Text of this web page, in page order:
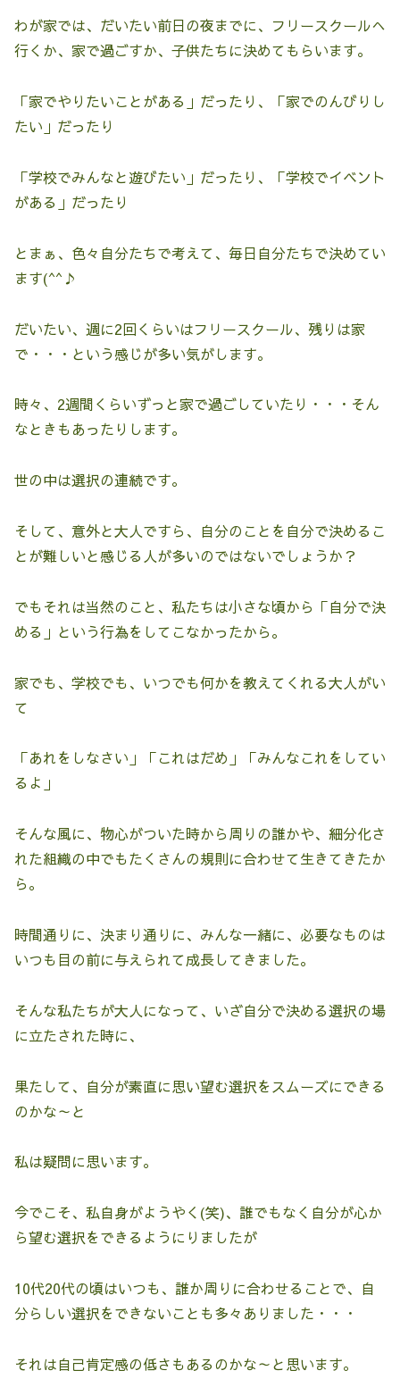
わが家では、だいたい前日の夜までに、フリースクールへ
行くか、家で過ごすか、子供たちに決めてもらいます。
「家でやりたいことがある」だったり、「家でのんびりし
たい」だったり
「学校でみんなと遊びたい」だったり、「学校でイベント
がある」だったり
とまぁ、色々自分たちで考えて、毎日自分たちで決めてい
ます(^^♪
だいたい、週に2回くらいはフリースクール、残りは家
で・・・という感じが多い気がします。
時々、2週間くらいずっと家で過ごしていたり・・・そん
なときもあったりします。
世の中は選択の連続です。
そして、意外と大人ですら、自分のことを自分で決めるこ
とが難しいと感じる人が多いのではないでしょうか？
でもそれは当然のこと、私たちは小さな頃から「自分で決
める」という行為をしてこなかったから。
家でも、学校でも、いつでも何かを教えてくれる大人がい
て
「あれをしなさい」「これはだめ」「みんなこれをしてい
るよ」
そんな風に、物心がついた時から周りの誰かや、細分化さ
れた組織の中でもたくさんの規則に合わせて生きてきたか
ら。
時間通りに、決まり通りに、みんな一緒に、必要なものは
いつも目の前に与えられて成長してきました。
そんな私たちが大人になって、いざ自分で決める選択の場
に立たされた時に、
果たして、自分が素直に思い望む選択をスムーズにできる
のかな～と
私は疑問に思います。
今でこそ、私自身がようやく(笑)、誰でもなく自分が心か
ら望む選択をできるようにりましたが
10代20代の頃はいつも、誰か周りに合わせることで、自
分らしい選択をできないことも多々ありました・・・
それは自己肯定感の低さもあるのかな～と思います。